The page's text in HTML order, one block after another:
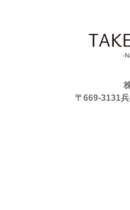
〒669-3131